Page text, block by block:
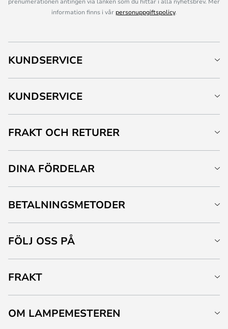
information finns i vår personuppgiftspolicy.
KUNDSERVICE
KUNDSERVICE
FRAKT OCH RETURER
DINA FÖRDELAR
BETALNINGSMETODER
FÖLJ OSS PÅ
FRAKT
OM LAMPEMESTEREN